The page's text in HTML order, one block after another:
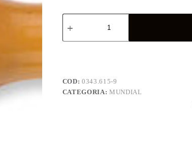
343/H
CHIAVE
FORO
COD:0343.615-9
CATEGORIA: MUNDIAL